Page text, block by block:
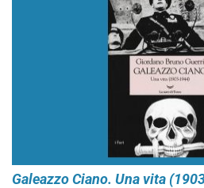
Galeazzo Ciano. Una vita